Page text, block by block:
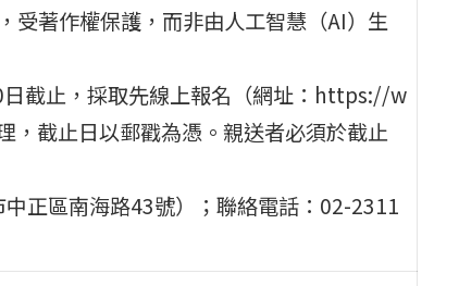
受著作權保護，而非由人工智慧（AI）生
截止，採取先線上報名（網址：https://w
截止日以郵戳為憑。親送者必須於截止
正區南海路43號）；聯絡電話：02-2311